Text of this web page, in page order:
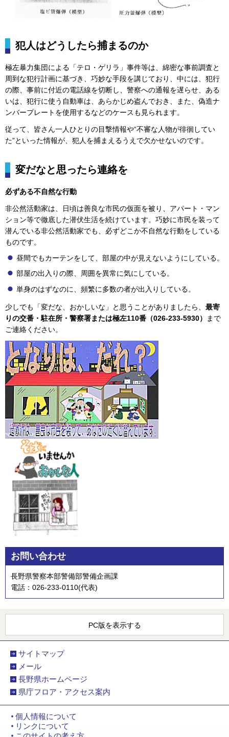
犯人はどうしたら捕まるのか
極左暴力集団による「テロ・ゲリラ」事件等は、綿密な事前調査と
周到な犯行計画に基づき、巧妙な手段を講じており、中には、犯行
の際、事前に付近の電話線を切断し、警察への通報を遅らせ、ある
いは、犯行に使う自動車は、あらかじめ盗んでおき、また、偽造ナ
ンバープレートを使用するなどのケースも見られます。
従って、皆さん一人ひとりの目撃情報や“不審な人物が徘徊してい
た”といった情報が、犯人を捕まえるうえで欠かせないのです。
変だなと思ったら連絡を
必ずある不自然な行動
非公然活動家は、日頃は善良な市民の仮面を被り、アパート・マン
ション等で徹底した潜伏生活を続けています。巧妙に市民を装って
潜んでいる非公然活動家でも、必ずどこか不自然な行動をしている
ものです。
昼間でもカーテンをして、部屋の中が見えないようにしている。
部屋の出入りの際、周囲を異常に気にしている。
単身のはずなのに、頻繁に多数の者が出入りしている。
少しでも「変だな、おかしいな」と思うことがありましたら、 最寄
りの交番・駐在所・警察署または極左110番（026-233-5930）
まで
ご連絡ください。
お問い合わせ
長野県警察本部警備部警備企画課
電話：026-233-0110(代表)
PC版を表示する
サイトマップ
メール
長野県ホームページ
県庁フロア・アクセス案内
個人情報について
リンクについて